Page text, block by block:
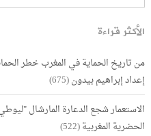
الأكثر قراءة
من تاريخ الحماية في المغرب خطر
إعداد إبراهيم بيدون(675)
الاستعمار شجع الدعارة المارشال
الحضرية المغربية(522)